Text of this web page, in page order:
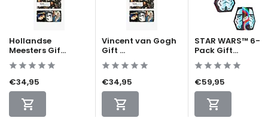
Hollandse
Meesters Gif...
€34,95
Vincent van Gogh
Gift ...
€34,95
STAR WARS™ 6-
Pack Gift...
€59,95